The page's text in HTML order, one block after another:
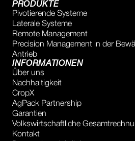
PRODUKTE
Pivotierende Systeme
Laterale Systeme
Remote Management
Precision Management in der
Antrieb
INFORMATIONEN
Über uns
Nachhaltigkeit
CropX
AgPack Partnership
Garantien
Volkswirtschaftliche
Kontakt